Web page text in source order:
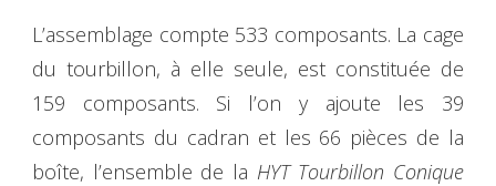
L’assemblage compte 533 composants. La cage
du tourbillon, à elle seule, est constituée de
159 composants. Si l’on y ajoute les 39
composants du cadran et les 66 pièces de la
boîte, l’ensemble de la HYT Tourbillon Conique